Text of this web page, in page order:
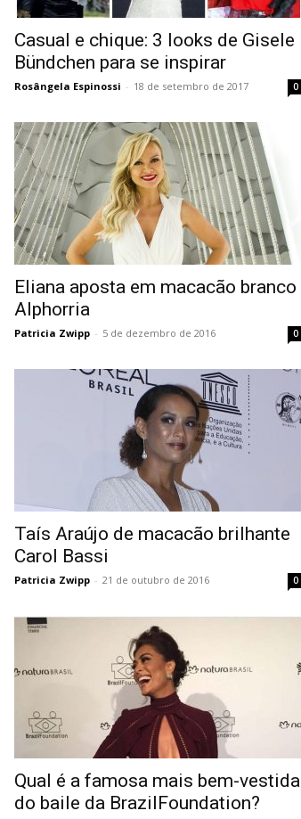
Casual e chique: 3 looks de Gisele
Bündchen para se inspirar
Rosângela Espinossi - 18 de setembro de 2017 0
Eliana aposta em macacão branco
Alphorria
Patricia Zwipp - 5 de dezembro de 2016 0
Taís Araújo de macacão brilhante
Carol Bassi
Patricia Zwipp - 21 de outubro de 2016 0
Qual é a famosa mais bem-vestida
do baile da BrazilFoundation?